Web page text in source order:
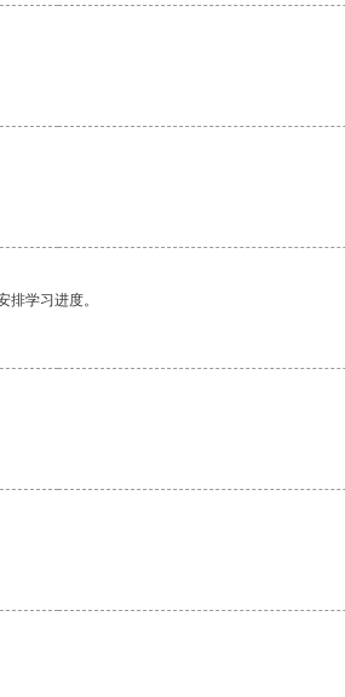
学习进度。